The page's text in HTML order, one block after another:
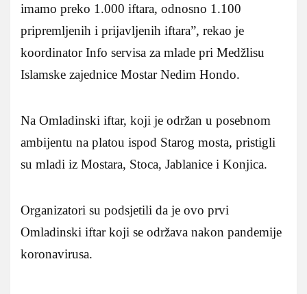
imamo preko 1.000 iftara, odnosno 1.100
pripremljenih i prijavljenih iftara”, rekao je
koordinator Info servisa za mlade pri Medžlisu
Islamske zajednice Mostar Nedim Hondo.
Na Omladinski iftar, koji je održan u posebnom
ambijentu na platou ispod Starog mosta, pristigli
su mladi iz Mostara, Stoca, Jablanice i Konjica.
Organizatori su podsjetili da je ovo prvi
Omladinski iftar koji se održava nakon pandemije
koronavirusa.